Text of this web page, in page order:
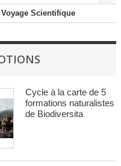
Scientifique
Cycle à la carte de 5
formations naturalistes
de Biodiversita